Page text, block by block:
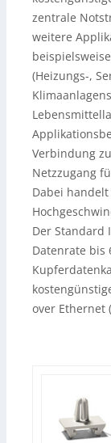
zentrale
weitere
(Heizungs-,
Verbindung
Netzzugang
Dabei
Der Standard
Datenrate bis
over Ethernet